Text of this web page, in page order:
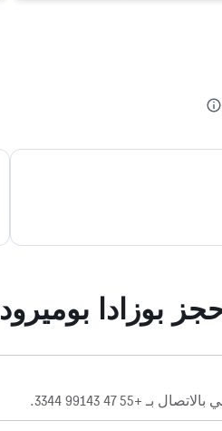
بوزادا بوميرود
47 99143 3344.